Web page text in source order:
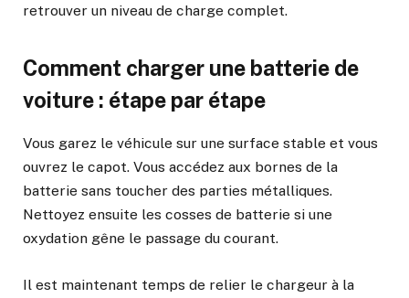
retrouver un niveau de charge complet.
Comment charger une batterie de
voiture : étape par étape
Vous garez le véhicule sur une surface stable et vous
ouvrez le capot. Vous accédez aux bornes de la
batterie sans toucher des parties métalliques.
Nettoyez ensuite les cosses de batterie si une
oxydation gêne le passage du courant.
Il est maintenant temps de relier le chargeur à la